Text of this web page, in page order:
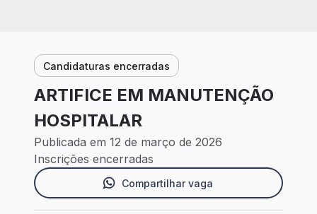
Candidaturas encerradas
ARTIFICE EM MANUTENÇÃO
HOSPITALAR
Publicada em 12 de março de 2026
Inscrições encerradas
Compartilhar vaga